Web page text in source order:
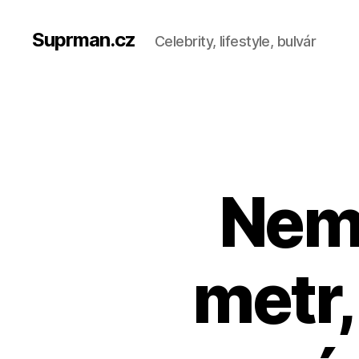
Suprman.cz Celebrity, lifestyle, bulvár